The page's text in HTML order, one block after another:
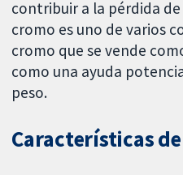
contribuir a la pérdida
cromo es uno de varios
cromo que se vende
como una ayuda
peso.
Características